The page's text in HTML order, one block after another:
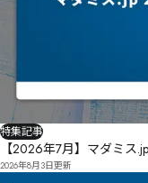
特集記事
【2026年7月】マダミス
2026年8月3日更新